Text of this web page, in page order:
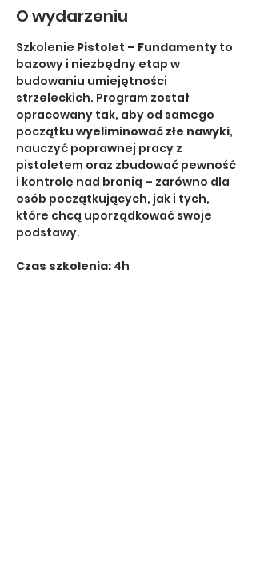
O wydarzeniu
Szkolenie Pistolet – Fundamenty to
bazowy i niezbędny etap w
budowaniu umiejętności
strzeleckich. Program został
opracowany tak, aby od samego
początku wyeliminować złe nawyki,
nauczyć poprawnej pracy z
pistoletem oraz zbudować pewność
i kontrolę nad bronią – zarówno dla
osób początkujących, jak i tych,
które chcą uporządkować swoje
podstawy.
Czas szkolenia: 4h